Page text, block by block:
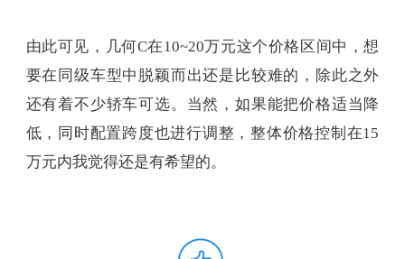
由此可见，几何C在10~20万元这个价格区间中，想
要在同级车型中脱颖而出还是比较难的，除此之外
还有着不少轿车可选。当然，如果能把价格适当降
低，同时配置跨度也进行调整，整体价格控制在15
万元内我觉得还是有希望的。